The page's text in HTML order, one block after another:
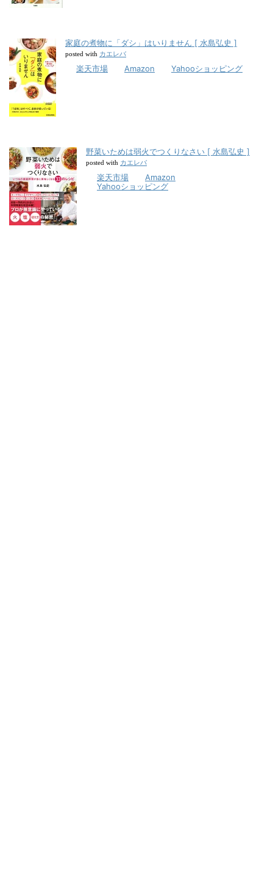
家庭の煮物に「ダシ」はいりません [ 水島弘史 ]
posted with カエレバ
楽天市場 Amazon Yahooショッピング
野菜いためは弱火でつくりなさい [ 水島弘史 ]
posted with カエレバ
楽天市場
Amazon
Yahooショッピング